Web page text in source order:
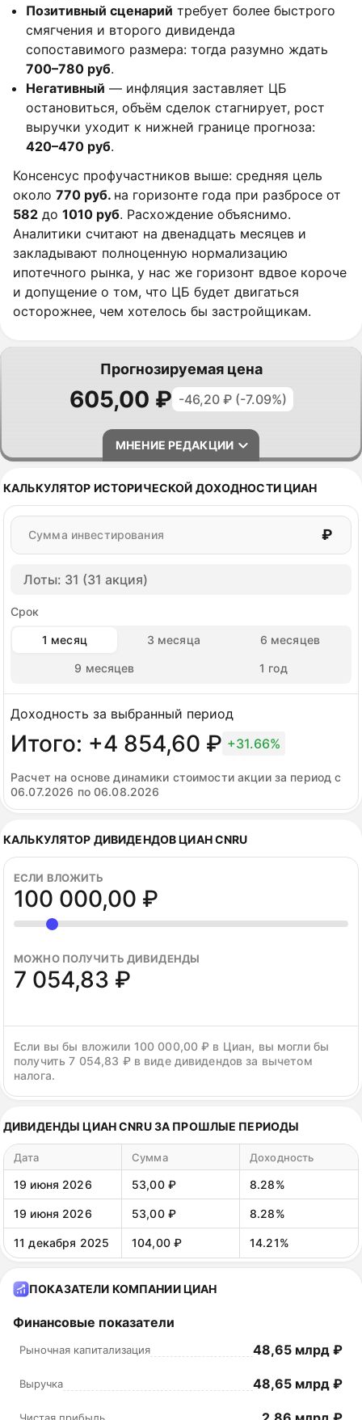
Позитивный сценарий требует более быстрого
смягчения и второго дивиденда
сопоставимого размера: тогда разумно ждать
700–780 руб.
Негативный — инфляция заставляет ЦБ
остановиться, объём сделок стагнирует, рост
выручки уходит к нижней границе прогноза:
420–470 руб.
Консенсус профучастников выше: средняя цель
около 770 руб. на горизонте года при разбросе от
582 до 1010 руб. Расхождение объяснимо.
Аналитики считают на двенадцать месяцев и
закладывают полноценную нормализацию
ипотечного рынка, у нас же горизонт вдвое короче
и допущение о том, что ЦБ будет двигаться
осторожнее, чем хотелось бы застройщикам.
Прогнозируемая цена
605,00 ₽ -46,20 ₽ (-7.09%)
МНЕНИЕ РЕДАКЦИИ
По профилю бумага подходит инвестору, готовому
дивидендному портфелю, но только как небольшая
доля. Это не замена облигации: выплаты
нерегулярны по размеру.
Держать оправданно уже сейчас.
Докупать
заседании уйдёт ниже13,5%
Сокращатьпозицию стоит, если по итогам
30%или менеджмент понизит прогноз по
выручке.
КАЛЬКУЛЯТОР ИСТОРИЧЕСКОЙ ДОХОДНОСТИ ЦИАН
Сумма инвестирования ₽
Лоты: 31 (31 акция)
Срок
1 месяц 3 месяца 6 месяцев
9 месяцев 1 год
Доходность за выбранный период
Итого: +4 854,60 ₽ +31.66%
Расчет на основе динамики стоимости акции за период с
06.07.2026 по 06.08.2026
КАЛЬКУЛЯТОР ДИВИДЕНДОВ ЦИАН CNRU
ЕСЛИ ВЛОЖИТЬ
100 000,00 ₽
МОЖНО ПОЛУЧИТЬ ДИВИДЕНДЫ
7 054,83 ₽
Если вы бы вложили 100 000,00 ₽ в Циан, вы могли бы
получить 7 054,83 ₽ в виде дивидендов за вычетом
налога.
ДИВИДЕНДЫ ЦИАН CNRU ЗА ПРОШЛЫЕ ПЕРИОДЫ
Дата Сумма Доходность
19 июня 2026 53,00 ₽ 8.28%
19 июня 2026 53,00 ₽ 8.28%
11 декабря 2025 104,00 ₽ 14.21%
ПОКАЗАТЕЛИ КОМПАНИИ ЦИАН
Финансовые показатели
Рыночная капитализация 48,65 млрд ₽
Выручка 48,65 млрд ₽